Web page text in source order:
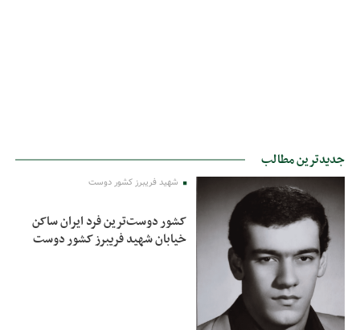
جدیدترین مطالب
شهید فریبرز کشور دوست
کشور دوست‌ترین فرد ایران ساکن
خیابان شهید فریبرز کشور دوست